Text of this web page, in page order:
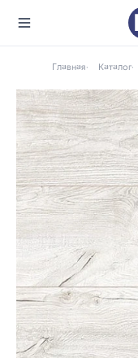
Главная Каталог